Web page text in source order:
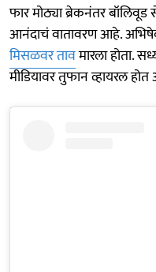
फार मोठ्या ब्रेकनंतर बॉलिवूड
आनंदाचं वातावरण आहे.
मिसळवर तावमारला होता.
मीडियावर तुफान व्हायरल